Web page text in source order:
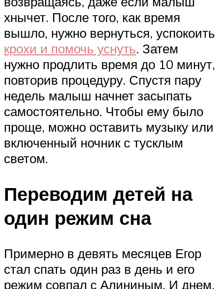
хнычет. После того, как время
вышло, нужно вернуться, успокоить
крохи и помочь уснуть. Затем
нужно продлить время до 10 минут,
повторив процедуру. Спустя пару
недель малыш начнет засыпать
самостоятельно. Чтобы ему было
проще, можно оставить музыку или
включенный ночник с тусклым
светом.
Переводим детей на
один режим сна
Примерно в девять месяцев Егор
стал спать один раз в день и его
режим совпал с Алининым. И днем,